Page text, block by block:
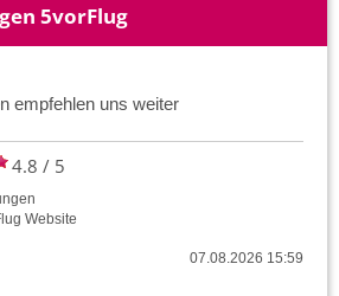
5vorFlug
empfehlen uns weiter
4.8 / 5
Website
07.08.2026 15:59